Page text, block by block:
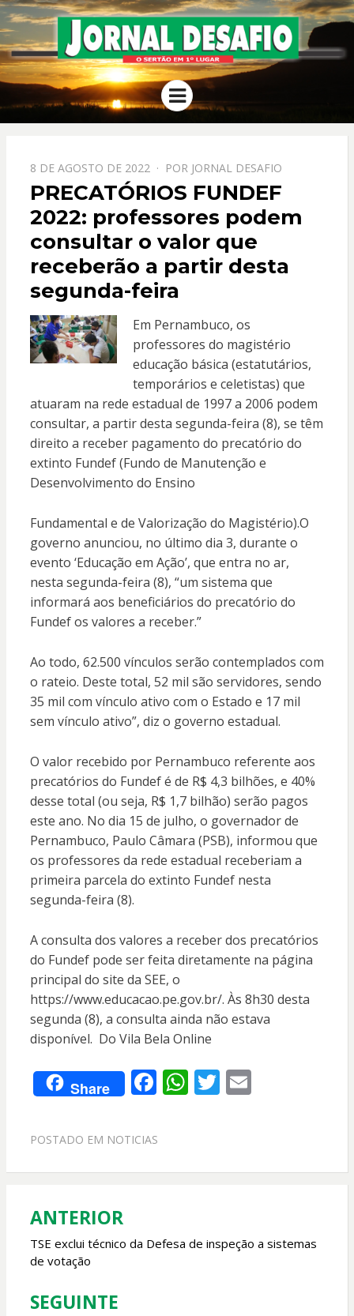
JORNAL
DESAFIO
O Sertão em 1º Lugar
Menu
PPOSTADO
EM
8 DE AGOSTO DE 2022 POR JORNAL DESAFIO
PRECATÓRIOS FUNDEF
2022: professores podem
consultar o valor que
receberão a partir desta
segunda-feira
Em Pernambuco, os
professores do magistério
educação básica (estatutários,
temporários e celetistas) que
atuaram na rede estadual de 1997 a 2006 podem
consultar, a partir desta segunda-feira (8), se têm
direito a receber pagamento do precatório do
extinto Fundef (Fundo de Manutenção e
Desenvolvimento do Ensino
Fundamental e de Valorização do Magistério).O
governo anunciou, no último dia 3, durante o
evento ‘Educação em Ação’, que entra no ar,
nesta segunda-feira (8), “um sistema que
informará aos beneficiários do precatório do
Fundef os valores a receber.”
Ao todo, 62.500 vínculos serão contemplados com
o rateio. Deste total, 52 mil são servidores, sendo
35 mil com vínculo ativo com o Estado e 17 mil
sem vínculo ativo”, diz o governo estadual.
O valor recebido por Pernambuco referente aos
precatórios do Fundef é de R$ 4,3 bilhões, e 40%
desse total (ou seja, R$ 1,7 bilhão) serão pagos
este ano. No dia 15 de julho, o governador de
Pernambuco, Paulo Câmara (PSB), informou que
os professores da rede estadual receberiam a
primeira parcela do extinto Fundef nesta
segunda-feira (8).
A consulta dos valores a receber dos precatórios
do Fundef pode ser feita diretamente na página
principal do site da SEE, o
https://www.educacao.pe.gov.br/. Às 8h30 desta
segunda (8), a consulta ainda não estava
disponível. Do Vila Bela Online
Share F
e
o
k
W
A
p
T E
POSTADO EM NOTICIAS
Navegação
de
Post
ANTERIOR
TSE exclui técnico da Defesa de inspeção a sistemas
de votação
SEGUINTE